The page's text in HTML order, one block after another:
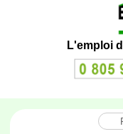
L'emploi